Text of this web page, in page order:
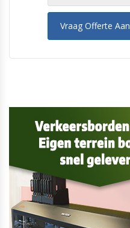
Vraag Offerte Aan